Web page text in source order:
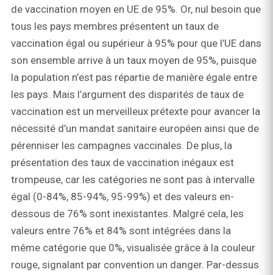
de vaccination moyen en UE de 95%. Or, nul besoin que
tous les pays membres présentent un taux de
vaccination égal ou supérieur à 95% pour que l’UE dans
son ensemble arrive à un taux moyen de 95%, puisque
la population n’est pas répartie de manière égale entre
les pays. Mais l’argument des disparités de taux de
vaccination est un merveilleux prétexte pour avancer la
nécessité d’un mandat sanitaire européen ainsi que de
pérenniser les campagnes vaccinales. De plus, la
présentation des taux de vaccination inégaux est
trompeuse, car les catégories ne sont pas à intervalle
égal (0-84%, 85-94%, 95-99%) et des valeurs en-
dessous de 76% sont inexistantes. Malgré cela, les
valeurs entre 76% et 84% sont intégrées dans la
même catégorie que 0%, visualisée grâce à la couleur
rouge, signalant par convention un danger. Par-dessus